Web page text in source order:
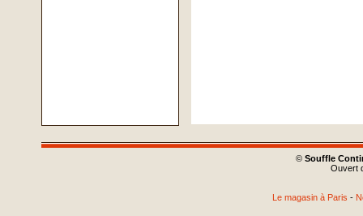
© Souffle
Ouvert
Le magasin à Paris -